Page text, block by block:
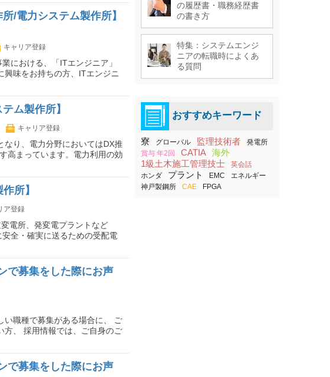
/電力システム製作所】
キャリア登録
における、「ITエンジニア」
味をお持ちの方、ITエンジニ
ム製作所】
キャリア登録
なり、電力分野においてはDX推
高まっています。電力利用の効
所】
ア登録
電所、発変電プラントなど
全・確実に送るための受配電
募集をした際にお声
い職種で募集がある場合に、 ご
方、 採用情報では、ご自身のご
募集をした際にお声
の履歴書・職務経歴書
の書き方
特集：システムエンジ
ニアの転職時によくあ
る質問
おすすめキーワード
寮 グローバル 監理技術者
発電所
賞与 年2回
CATIA 海外
1級土木施工管理技士
英会話
ホンダ
プラント EMC
エネルギー
神戸製鋼所
CAE FPGA